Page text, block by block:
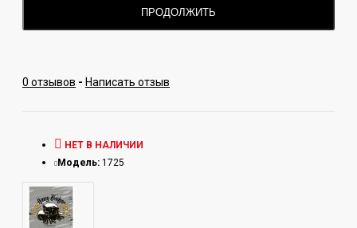
ПРОДОЛЖИТЬ
0 отзывов - Написать отзыв
НЕТ В НАЛИЧИИ
Модель: 1725